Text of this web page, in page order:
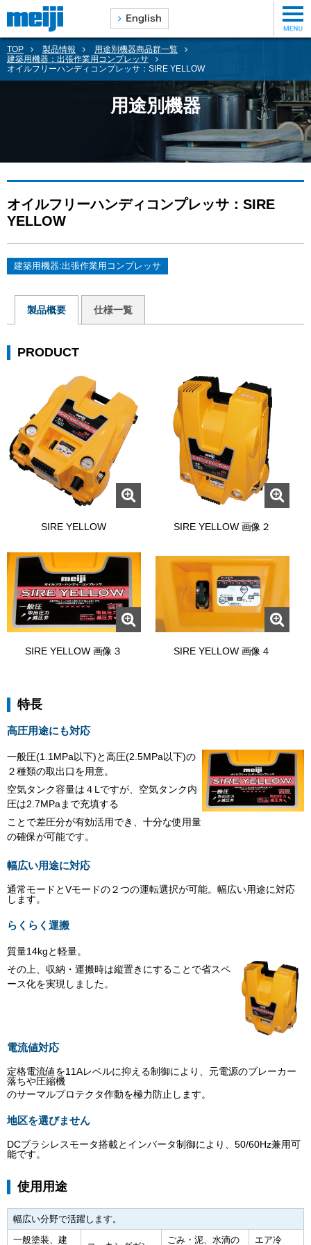
TOP 製品情報
用途別機器商品群一覧
建築用機器：出張作業用コンプレッサ
オイルフリーハンディコンプレッサ：SIRE YELLOW
用途別機器
オイルフリーハンディコンプレッサ：SIRE
YELLOW
建築用機器:出張作業用コンプレッサ
製品概要 仕様一覧
PRODUCT
SIRE YELLOW SIRE YELLOW 画像２
SIRE YELLOW 画像３ SIRE YELLOW 画像４
特長
高圧用途にも対応
一般圧(1.1MPa以下)と高圧(2.5MPa以下)の
２種類の取出口を用意。
空気タンク容量は４Lですが、空気タンク内
圧は2.7MPaまで充填する
ことで差圧分が有効活用でき、十分な使用量
の確保が可能です。
幅広い用途に対応
通常モードとVモードの２つの運転選択が可能。幅広い用途に対応
します。
らくらく運搬
質量14kgと軽量。
その上、収納・運搬時は縦置きにすることで省スペ
ース化を実現しました。
電流値対応
定格電流値を11Aレベルに抑える制御により、元電源のブレーカー
落ちや圧縮機
のサーマルプロテクタ作動を極力防止します。
地区を選びません
DCブラシレスモータ搭載とインバータ制御により、50/60Hz兼用可
能です。
使用用途
幅広い分野で活躍します。
一般塗装、建
ごみ・泥、水滴の エア冷